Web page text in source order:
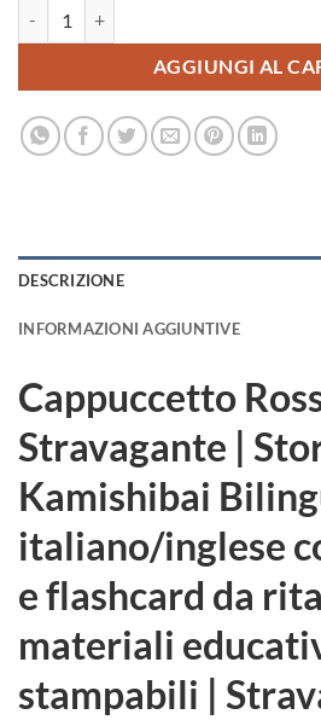
AGGIUNGI AL
DESCRIZIONE
INFORMAZIONI AGGIUNTIVE
Cappuccetto
Stravagante |
Kamishibai
italiano/inglese
e flashcard da
materiali
stampabili |